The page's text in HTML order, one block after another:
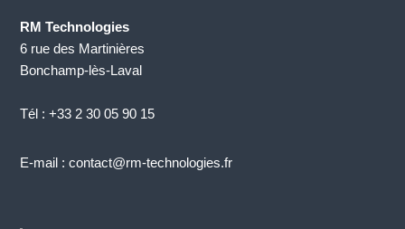
RM Technologies
6 rue des Martinières
Bonchamp-lès-Laval
Tél : +33 2 30 05 90 15
E-mail : contact@rm-technologies.fr